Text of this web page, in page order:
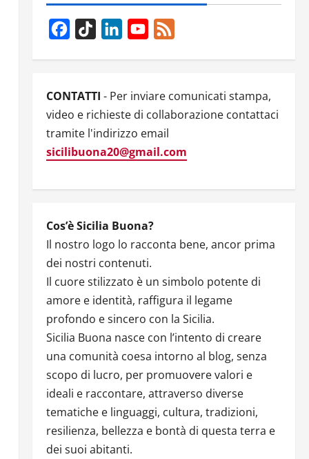
Facebook
TikTok LinkedInYouTube
CONTATTI - Per inviare comunicati stampa,
video e richieste di collaborazione contattaci
tramite l'indirizzo email
sicilibuona20@gmail.com
Cos’è Sicilia Buona?
Il nostro logo lo racconta bene, ancor prima
dei nostri contenuti.
Il cuore stilizzato è un simbolo potente di
amore e identità, raffigura il legame
profondo e sincero con la Sicilia.
Sicilia Buona nasce con l’intento di creare
una comunità coesa intorno al blog, senza
scopo di lucro, per promuovere valori e
ideali e raccontare, attraverso diverse
tematiche e linguaggi, cultura, tradizioni,
resilienza, bellezza e bontà di questa terra e
dei suoi abitanti.